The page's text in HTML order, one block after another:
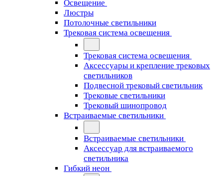
Освещение
Люстры
Потолочные светильники
Трековая система освещения
Трековая система освещения
Аксессуары и крепление трековых
светильников
Подвесной трековый светильник
Трековые светильники
Трековый шинопровод
Встраиваемые светильники
Встраиваемые светильники
Аксессуар для встраиваемого
светильника
Гибкий неон